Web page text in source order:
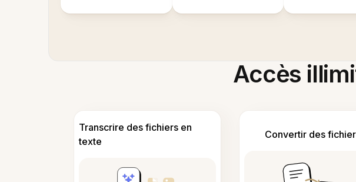
Accès
Transcrire des fichiers en
texte
Convertir des